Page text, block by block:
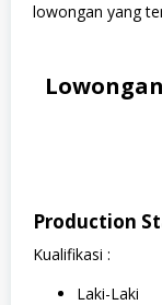
lowongan yang
Production
Kualifikasi :
Laki-Laki